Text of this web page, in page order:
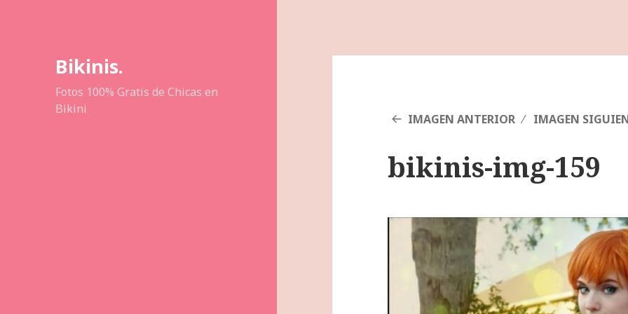
Bikinis.
Fotos 100% Gratis de Chicas en
Bikini
IMAGEN ANTERIOR IMAGEN
bikinis-img-159